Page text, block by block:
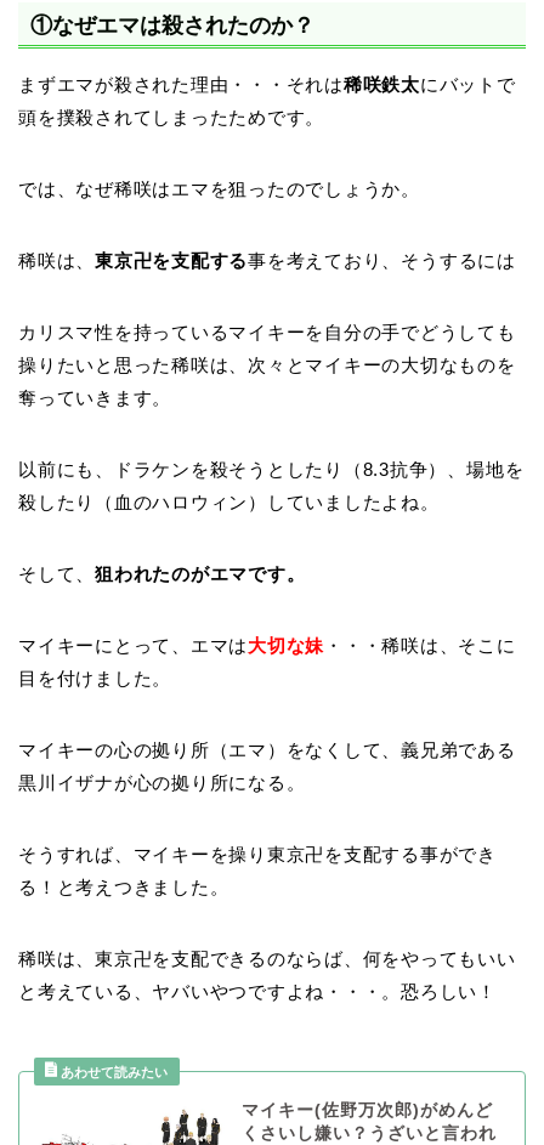
①なぜエマは殺されたのか？
まずエマが殺された理由・・・それは稀咲鉄太にバットで
頭を撲殺されてしまったためです。
では、なぜ稀咲はエマを狙ったのでしょうか。
稀咲は、東京卍を支配する事を考えており、そうするには
カリスマ性を持っているマイキーを自分の手でどうしても
操りたいと思った稀咲は、次々とマイキーの大切なものを
奪っていきます。
以前にも、ドラケンを殺そうとしたり（8.3抗争）、場地を
殺したり（血のハロウィン）していましたよね。
そして、狙われたのがエマです。
マイキーにとって、エマは大切な妹 ・・・稀咲は、そこに
目を付けました。
マイキーの心の拠り所（エマ）をなくして、義兄弟である
黒川イザナが心の拠り所になる。
そうすれば、マイキーを操り東京卍を支配する事ができ
る！と考えつきました。
稀咲は、東京卍を支配できるのならば、何をやってもいい
と考えている、ヤバいやつですよね・・・。恐ろしい！
マイキー(佐野万次郎)がめんど
くさいし嫌い？うざいと言われ